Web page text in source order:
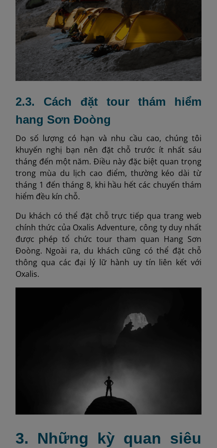
2.3. Cách đặt tour thám hiểm
hang Sơn Đoòng
Do số lượng có hạn và nhu cầu cao, chúng tôi
khuyến nghị bạn nên đặt chỗ trước ít nhất sáu
tháng đến một năm. Điều này đặc biệt quan trọng
trong mùa du lịch cao điểm, thường kéo dài từ
tháng 1 đến tháng 8, khi hầu hết các chuyến thám
hiểm đều kín chỗ.
Du khách có thể đặt chỗ trực tiếp qua trang web
chính thức của Oxalis Adventure, công ty duy nhất
được phép tổ chức tour tham quan Hang Sơn
Đoòng. Ngoài ra, du khách cũng có thể đặt chỗ
thông qua các đại lý lữ hành uy tín liên kết với
Oxalis.
3. Những kỳ quan siêu